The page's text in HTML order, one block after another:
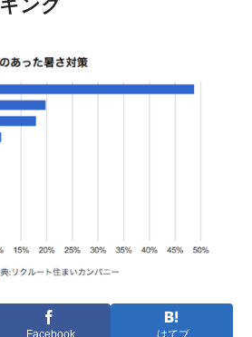
ング
Facebook はてブ